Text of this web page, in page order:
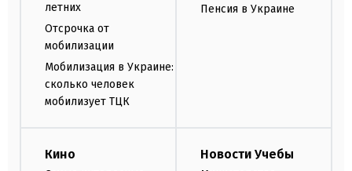
летних
Отсрочка от
мобилизации
Мобилизация в Украине:
сколько человек
мобилизует ТЦК
Пенсия в Украине
Кино Новости Учебы